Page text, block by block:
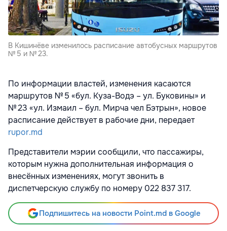
В Кишинёве изменилось расписание автобусных маршрутов
№ 5 и № 23.
По информации властей, изменения касаются
маршрутов № 5 «бул. Куза-Водэ – ул. Буковины» и
№ 23 «ул. Измаил – бул. Мирча чел Бэтрын», новое
расписание действует в рабочие дни, передает
rupor.md
Представители мэрии сообщили, что пассажиры,
которым нужна дополнительная информация о
внесённых изменениях, могут звонить в
диспетчерскую службу по номеру 022 837 317.
Подпишитесь на новости Point.md в Google